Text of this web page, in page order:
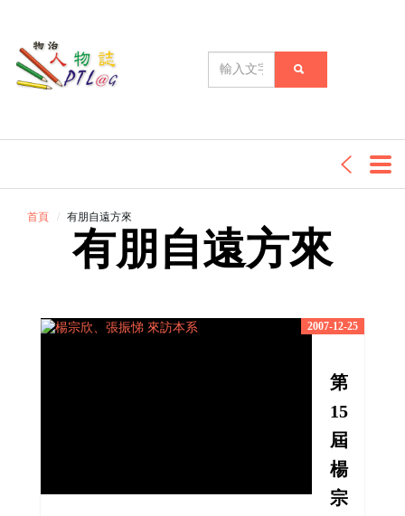
首頁 有朋自遠方來
有朋自遠方來
2007-12-25
第
15
屆
楊
宗